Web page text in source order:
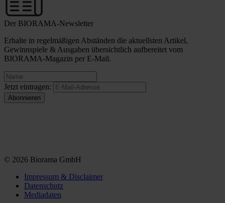
Der BIORAMA-Newsletter
Erhalte in regelmäßigen Abständen die aktuellsten Artikel,
Gewinnspiele & Ausgaben übersichtlich aufbereitet vom
BIORAMA-Magazin per E-Mail.
Jetzt eintragen:
© 2026 Biorama GmbH
Impressum & Disclaimer
Datenschutz
Mediadaten